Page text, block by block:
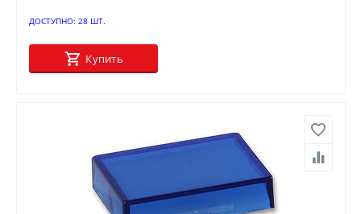
ДОСТУПНО: 28 ШТ.
Купить